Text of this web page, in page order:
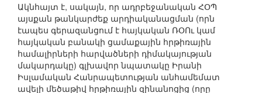
Ակնհայտ է, սակայն, որ ադրբեջանական ՀՕՊ
այսքան թանկարժեք արդիականացման (որն
էապես գերազանցում է հայկական ՌՕՈւ կամ
հայկական բանակի ցամաքային հրթիռային
համալիրների հարվածների դիմակայության
մակարդակը) գլխավոր նպատակը Իրանի
Իսլամական Հանրապետության անհամեմատ
ավելի մեծաթիվ հրթիռային զինանոցից (որը